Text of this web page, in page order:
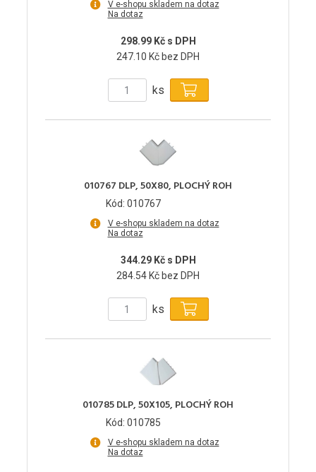
V e-shopu skladem na dotaz
Na dotaz
298.99 Kč s DPH
247.10 Kč bez DPH
ks
010767 DLP, 50X80, PLOCHÝ ROH
Kód: 010767
V e-shopu skladem na dotaz
Na dotaz
344.29 Kč s DPH
284.54 Kč bez DPH
ks
010785 DLP, 50X105, PLOCHÝ ROH
Kód: 010785
V e-shopu skladem na dotaz
Na dotaz